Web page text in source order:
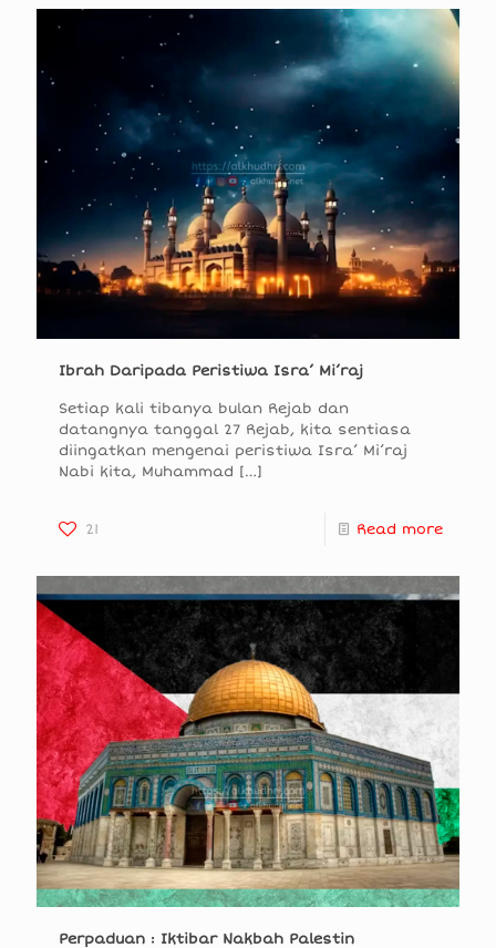
Ibrah Daripada Peristiwa Isra’ Mi’raj
Setiap kali tibanya bulan Rejab dan
datangnya tanggal 27 Rejab, kita sentiasa
diingatkan mengenai peristiwa Isra’ Mi’raj
Nabi kita, Muhammad […]
21 Read more
Perpaduan : Iktibar Nakbah Palestin